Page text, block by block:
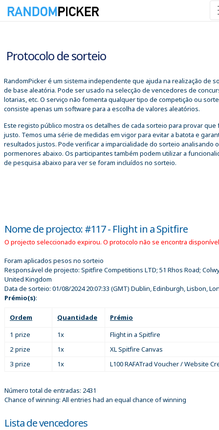
Protocolo de sorteio
RandomPicker é um sistema independente que ajuda na realização de
de base aleatória. Pode ser usado na selecção de vencedores de
lotarias, etc. O serviço não fomenta qualquer tipo de competição ou
consiste apenas um software para a escolha de valores aleatórios.
Este registo público mostra os detalhes de cada sorteio para provar que
justo. Temos uma série de medidas em vigor para evitar a batota e
resultados justos. Pode verificar a imparcialidade do sorteio analisando
pormenores abaixo. Os participantes também podem utilizar a
de pesquisa abaixo para ver se foram incluídos no sorteio.
Nome de projecto: #117 - Flight in a Spitfire
O projecto seleccionado expirou. O protocolo não se encontra
Foram aplicados pesos no sorteio
Responsável de projecto: Spitfire Competitions LTD; 51 Rhos Road;
United Kingdom
Data de sorteio: 01/08/2024 20:07:33 (GMT) Dublin, Edinburgh, Lisbon,
Prémio(s):
Ordem Quantidade
Prémio
1 prize
1x
Flight in a Spitfire
2 prize
1x
XL Spitfire Canvas
3 prize
1x L100 RAFATrad Voucher / Website
Número total de entradas: 2431
Chance of winning: All entries had an equal chance of winning
Lista de vencedores